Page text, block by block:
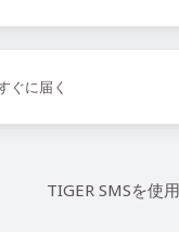
ぐに届く
TIGER SMSを使